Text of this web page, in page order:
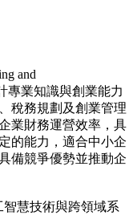
and
專業知識與創業能力
稅務規劃及創業管理
業財務運營效率，具
的能力，適合中小企
備競爭優勢並推動企
慧技術與跨領域系